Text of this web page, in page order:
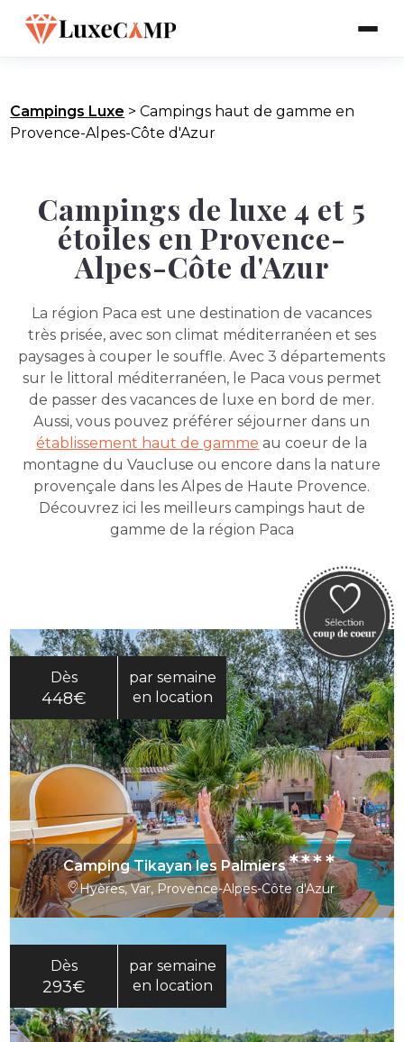
Campings Luxe >Campings haut de gamme en
Provence-Alpes-Côte d'Azur
Campings de luxe 4 et 5
étoiles en Provence-
Alpes-Côte d'Azur
La région Paca est une destination de vacances
très prisée, avec son climat méditerranéen et ses
paysages à couper le souffle. Avec 3 départements
sur le littoral méditerranéen, le Paca vous permet
de passer des vacances de luxe en bord de mer.
Aussi, vous pouvez préférer séjourner dans un
établissement haut de gamme au coeur de la
montagne du Vaucluse ou encore dans la nature
provençale dans les Alpes de Haute Provence.
Découvrez ici les meilleurs campings haut de
gamme de la région Paca
Dès
448€
par semaine
en location
Camping Tikayan les Palmiers****
Hyères, Var, Provence-Alpes-Côte d'Azur
Dès
293€
par semaine
en location